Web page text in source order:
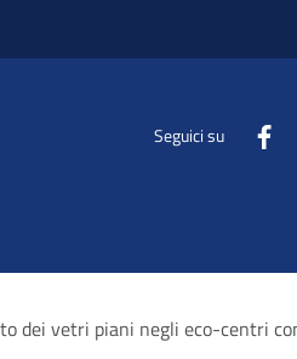
Seguici su
dei vetri piani negli eco-centri